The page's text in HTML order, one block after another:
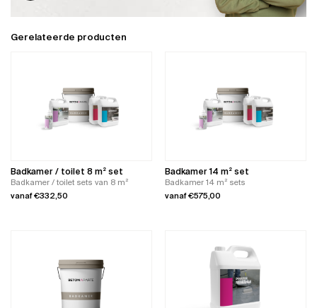
Gerelateerde producten
Badkamer / toilet 8 m² set
Badkamer / toilet sets van 8 m²
vanaf€332,50
Badkamer 14 m² set
Badkamer 14 m² sets
vanaf€575,00